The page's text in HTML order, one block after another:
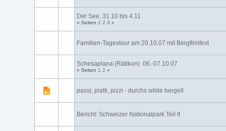
Der See, 31.10 bis 4.11
« Seiten 1 2 3 »
Familien-Tagestour am 20.10.07 mit Bergfilmfest
Schesaplana (Rätikon) 06.-07.10.07
« Seiten 1 2 »
passi, piatti, pizzi - durchs wilde bergell
Bericht: Schweizer Nationalpark Teil II